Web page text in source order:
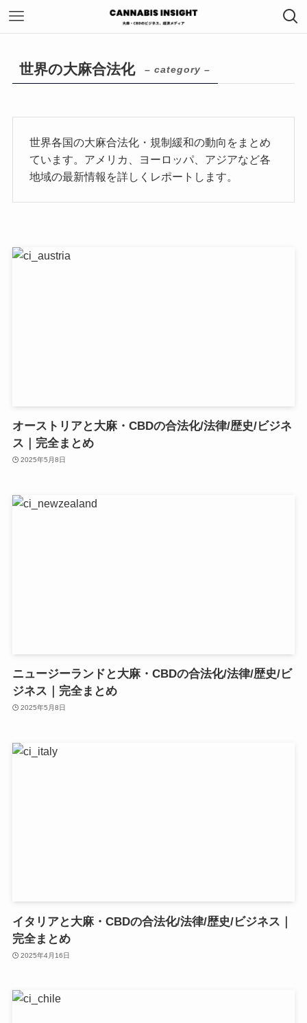
世界の大麻合法化 – category –
世界各国の大麻合法化・規制緩和の動向をまとめ
ています。アメリカ、ヨーロッパ、アジアなど各
地域の最新情報を詳しくレポートします。
オーストリアと大麻・CBDの合法化/法律/歴史/ビジネ
ス｜完全まとめ
2025年5月8日
ニュージーランドと大麻・CBDの合法化/法律/歴史/ビ
ジネス｜完全まとめ
2025年5月8日
イタリアと大麻・CBDの合法化/法律/歴史/ビジネス｜
完全まとめ
2025年4月16日